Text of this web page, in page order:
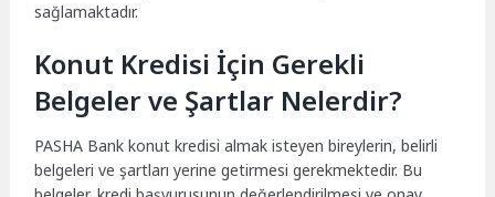
sağlamaktadır.
Konut Kredisi İçin Gerekli
Belgeler ve Şartlar Nelerdir?
PASHA Bank konut kredisi almak isteyen bireylerin, belirli
belgeleri ve şartları yerine getirmesi gerekmektedir. Bu